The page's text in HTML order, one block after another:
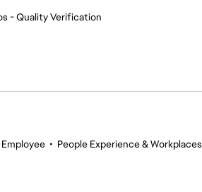
- Quality Verification
Employee • People Experience & Workplaces